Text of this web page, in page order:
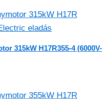
315kW H17R355-4 (6000V-